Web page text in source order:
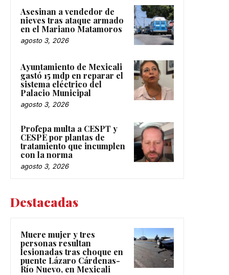
Asesinan a vendedor de
nieves tras ataque armado
en el Mariano Matamoros
agosto 3, 2026
Ayuntamiento de Mexicali
gastó 15 mdp en reparar el
sistema eléctrico del
Palacio Municipal
agosto 3, 2026
Profepa multa a CESPT y
CESPE por plantas de
tratamiento que incumplen
con la norma
agosto 3, 2026
Destacadas
Muere mujer y tres
personas resultan
lesionadas tras choque en
puente Lázaro Cárdenas-
Río Nuevo, en Mexicali